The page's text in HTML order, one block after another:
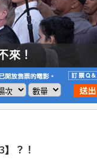
來！
？！